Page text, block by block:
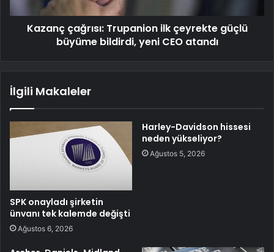
Kazanç çağrısı: Trupanion ilk çeyrekte güçlü
büyüme bildirdi, yeni CEO atandı
İlgili Makaleler
SPK onayladı şirketin
ünvanı tek kalemde değişti
Ağustos 6, 2026
Harley-Davidson hissesi
neden yükseliyor?
Ağustos 5, 2026